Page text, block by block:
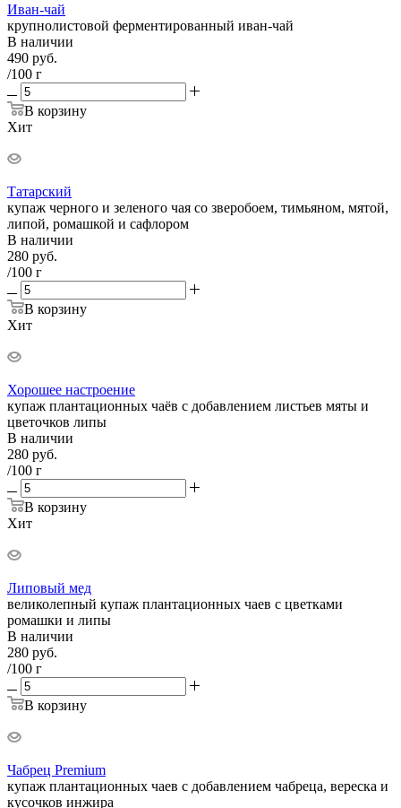
Иван-чай
крупнолистовой ферментированный иван-чай
В наличии
490 руб.
/100 г
В корзину
Хит
Татарский
купаж черного и зеленого чая со зверобоем, тимьяном, мятой,
липой, ромашкой и сафлором
В наличии
280 руб.
/100 г
В корзину
Хит
Хорошее настроение
купаж плантационных чаёв с добавлением листьев мяты и
цветочков липы
В наличии
280 руб.
/100 г
В корзину
Хит
Липовый мед
великолепный купаж плантационных чаев с цветками
ромашки и липы
В наличии
280 руб.
/100 г
В корзину
Чабрец Premium
купаж плантационных чаев с добавлением чабреца, вереска и
кусочков инжира